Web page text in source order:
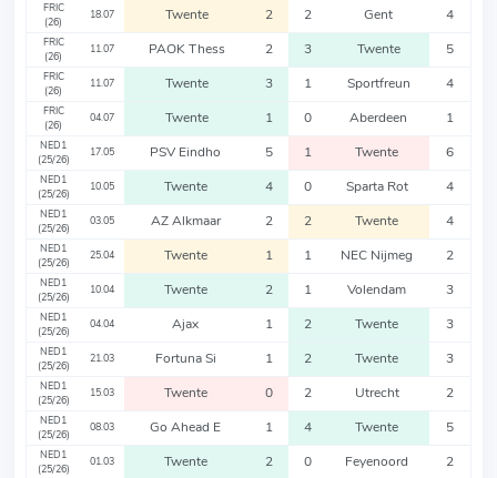
FRIC
(26)
18.07 Twente 2 2 Gent 4
FRIC
(26)
11.07 PAOK Thess 2 3 Twente 5
FRIC
(26)
11.07 Twente 3 1 Sportfreun 4
FRIC
(26)
04.07 Twente 1 0 Aberdeen 1
NED1
(25/26)
17.05 PSV Eindho 5 1 Twente 6
NED1
(25/26)
10.05 Twente 4 0 Sparta Rot 4
NED1
(25/26)
03.05 AZ Alkmaar 2 2 Twente 4
NED1
(25/26)
25.04 Twente 1 1 NEC Nijmeg 2
NED1
(25/26)
10.04 Twente 2 1 Volendam 3
NED1
(25/26)
04.04 Ajax 1 2 Twente 3
NED1
(25/26)
21.03 Fortuna Si 1 2 Twente 3
NED1
(25/26)
15.03 Twente 0 2 Utrecht 2
NED1
(25/26)
08.03 Go Ahead E 1 4 Twente 5
NED1
(25/26)
01.03 Twente 2 0 Feyenoord 2